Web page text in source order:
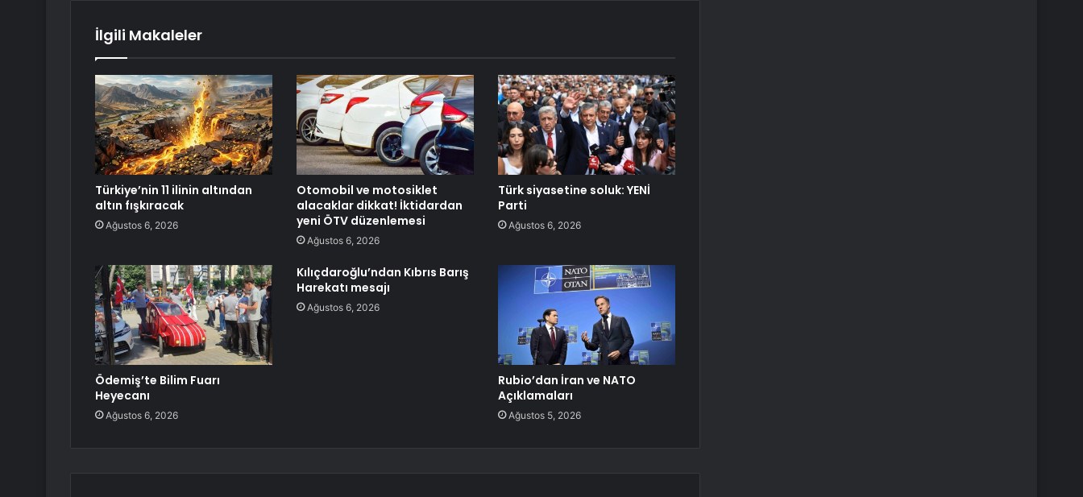
İlgili Makaleler
Türkiye’nin 11 ilinin altından
altın fışkıracak
Ağustos 6, 2026
Otomobil ve motosiklet
alacaklar dikkat! İktidardan
yeni ÖTV düzenlemesi
Ağustos 6, 2026
Türk siyasetine soluk: YENİ
Parti
Ağustos 6, 2026
Ödemiş’te Bilim Fuarı
Heyecanı
Ağustos 6, 2026
Kılıçdaroğlu’ndan Kıbrıs Barış
Harekatı mesajı
Ağustos 6, 2026
Rubio’dan İran ve NATO
Açıklamaları
Ağustos 5, 2026